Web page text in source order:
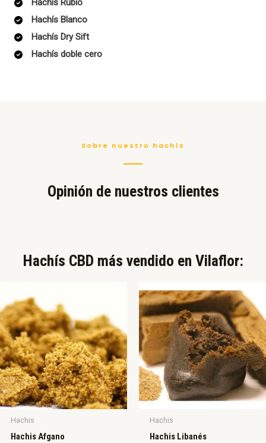
Hachís Rubio
Hachís Blanco
Hachís Dry Sift
Hachís doble cero
Sobre nuestro hachís
Opinión de nuestros clientes
Hachís CBD más vendido en Vilaflor:​
Hachis
Hachis Afgano
Hachis
Hachis Libanés